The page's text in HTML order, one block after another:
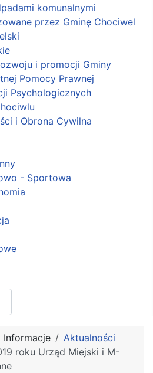
komunalnymi
przez Gminę Chociwel
i promocji Gminy
Pomocy Prawnej
Psychologicznych
i Obrona Cywilna
- Sportowa
Informacje
Aktualności
roku Urząd Miejski i M-